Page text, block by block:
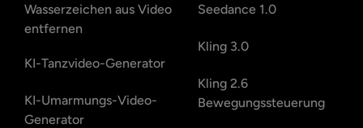
Wasserzeichen aus Video
entfernen
KI-Tanzvideo-Generator
KI-Umarmungs-Video-
Generator
Seedance 1.0
Kling 3.0
Kling 2.6
Bewegungssteuerung